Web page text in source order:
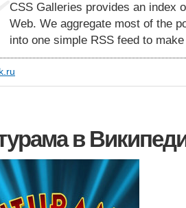
CSS Galleries provides an index
Web. We aggregate most of the
into one simple RSS feed to
в